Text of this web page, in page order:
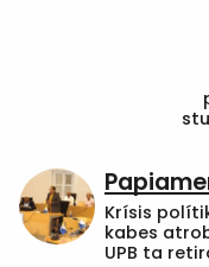
Krísis
kabes
UPB ta